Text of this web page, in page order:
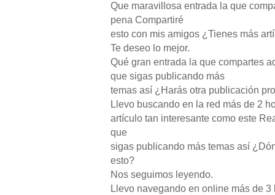
Que maravillosa entrada la que
pena Compartiré
esto con mis amigos ¿Tienes más
Te deseo lo mejor.
Qué gran entrada la que compartes
que sigas publicando más
temas así ¿Harás otra publicación
Llevo buscando en la red más de 2
artículo tan interesante como este
que
sigas publicando más temas así
esto?
Nos seguimos leyendo.
Llevo navegando en online más de